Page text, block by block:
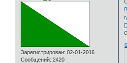
Зарегистрирован: 02-01-2016
Сообщений: 2420
0